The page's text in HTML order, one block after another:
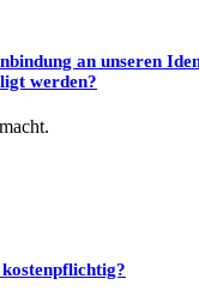
an unseren
werden?